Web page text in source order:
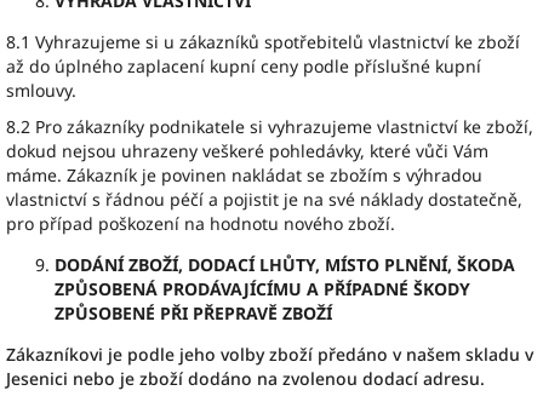
8.1 Vyhrazujeme si u zákazníků spotřebitelů vlastnictví ke zboží
až do úplného zaplacení kupní ceny podle příslušné kupní
smlouvy.
8.2 Pro zákazníky podnikatele si vyhrazujeme vlastnictví ke zboží,
dokud nejsou uhrazeny veškeré pohledávky, které vůči Vám
máme. Zákazník je povinen nakládat se zbožím s výhradou
vlastnictví s řádnou péčí a pojistit je na své náklady dostatečně,
pro případ poškození na hodnotu nového zboží.
DODÁNÍ ZBOŽÍ, DODACÍ LHŮTY, MÍSTO PLNĚNÍ, ŠKODA
ZPŮSOBENÁ PRODÁVAJÍCÍMU A PŘÍPADNÉ ŠKODY
ZPŮSOBENÉ PŘI PŘEPRAVĚ ZBOŽÍ
Zákazníkovi je podle jeho volby zboží předáno v našem skladu v
Jesenici nebo je zboží dodáno na zvolenou dodací adresu.